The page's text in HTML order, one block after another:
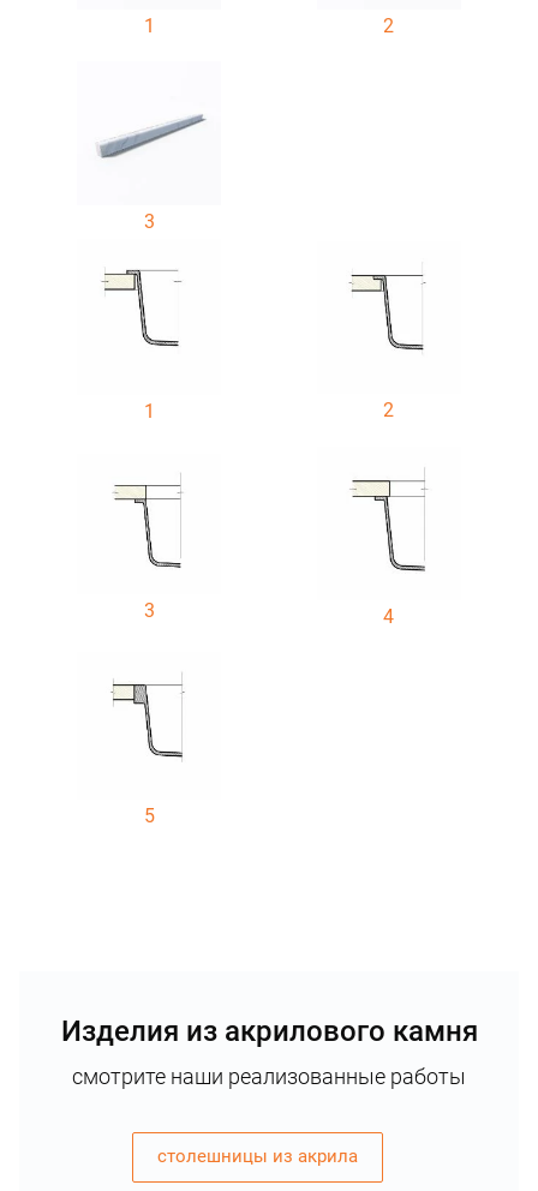
1 2
3
1 2
3 4
5
Изделия из акрилового камня
смотрите наши реализованные работы
столешницы из акрила